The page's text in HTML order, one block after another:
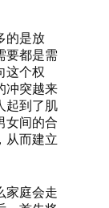
的是放
要都是需
这个权
冲突越来
起到了肌
女间的合
从而建立
家庭会走